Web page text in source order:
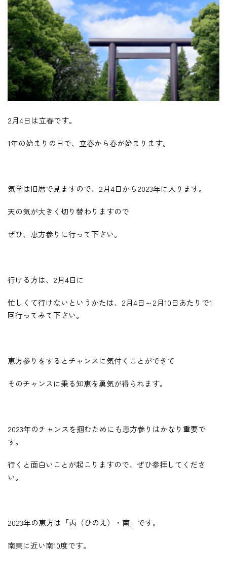
2月4日は立春です。
1年の始まりの日で、立春から春が始まります。
気学は旧暦で見ますので、2月4日から2023年に入ります。
天の気が大きく切り替わりますので
ぜひ、恵方参りに行って下さい。
行ける方は、2月4日に
忙しくて行けないというかたは、2月4日～2月10日あたりで1
回行ってみて下さい。
恵方参りをするとチャンスに気付くことができて
そのチャンスに乗る知恵を勇気が得られます。
2023年のチャンスを掴むためにも恵方参りはかなり重要で
す。
行くと面白いことが起こりますので、ぜひ参拝してくださ
い。
2023年の恵方は「丙（ひのえ）・南」です。
南東に近い南10度です。